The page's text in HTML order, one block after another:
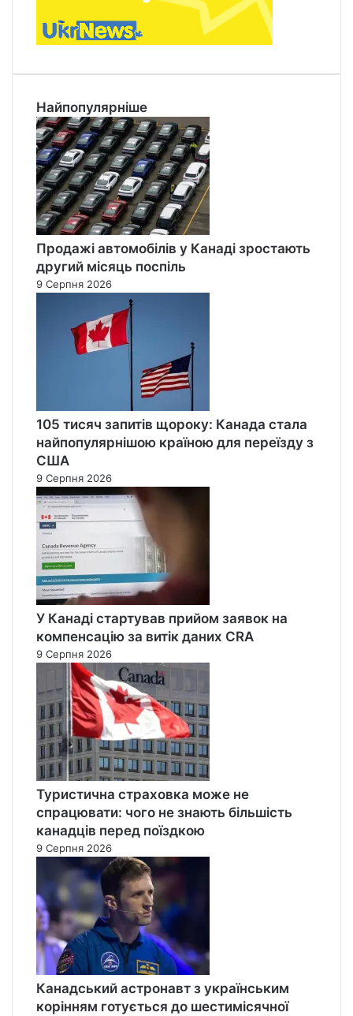
Найпопулярніше
Продажі автомобілів у Канаді зростають
другий місяць поспіль
9 Серпня 2026
105 тисяч запитів щороку: Канада стала
найпопулярнішою країною для переїзду з
США
9 Серпня 2026
У Канаді стартував прийом заявок на
компенсацію за витік даних CRA
9 Серпня 2026
Туристична страховка може не
спрацювати: чого не знають більшість
канадців перед поїздкою
9 Серпня 2026
Канадський астронавт з українським
корінням готується до шестимісячної